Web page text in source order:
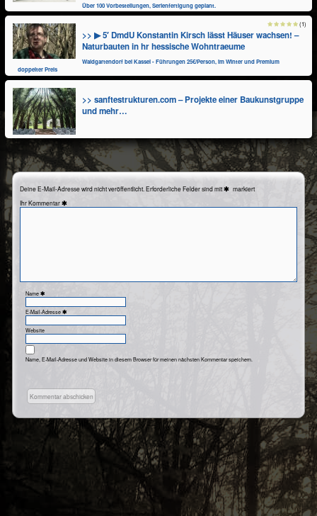
Über 100 Vorbestellungen, Serienfertigung geplant.
>> ▶ 5′ DmdU Konstantin Kirsch lässt Häuser wachsen! –
Naturbauten in hr hessische Wohntraeume
Waldgartendorf bei Kassel - Führungen 25€/Person, im Winter und Premium
doppelter Preis
(1)
>> sanftestrukturen.com – Projekte einer Baukunstgruppe
und mehr…
Deine E-Mail-Adresse wird nicht veröffentlicht. Erforderliche Felder sind mit
markiert
Kommentar
Name
E-Mail-Adresse
Website
Name, E-Mail-Adresse und Website in diesem Browser für meinen nächsten Kommentar speichern.